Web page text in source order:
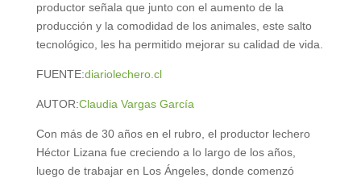
productor señala que junto con el aumento de la
producción y la comodidad de los animales, este salto
tecnológico, les ha permitido mejorar su calidad de vida.
FUENTE:diariolechero.cl
AUTOR:Claudia Vargas García
Con más de 30 años en el rubro, el productor lechero
Héctor Lizana fue creciendo a lo largo de los años,
luego de trabajar en Los Ángeles, donde comenzó